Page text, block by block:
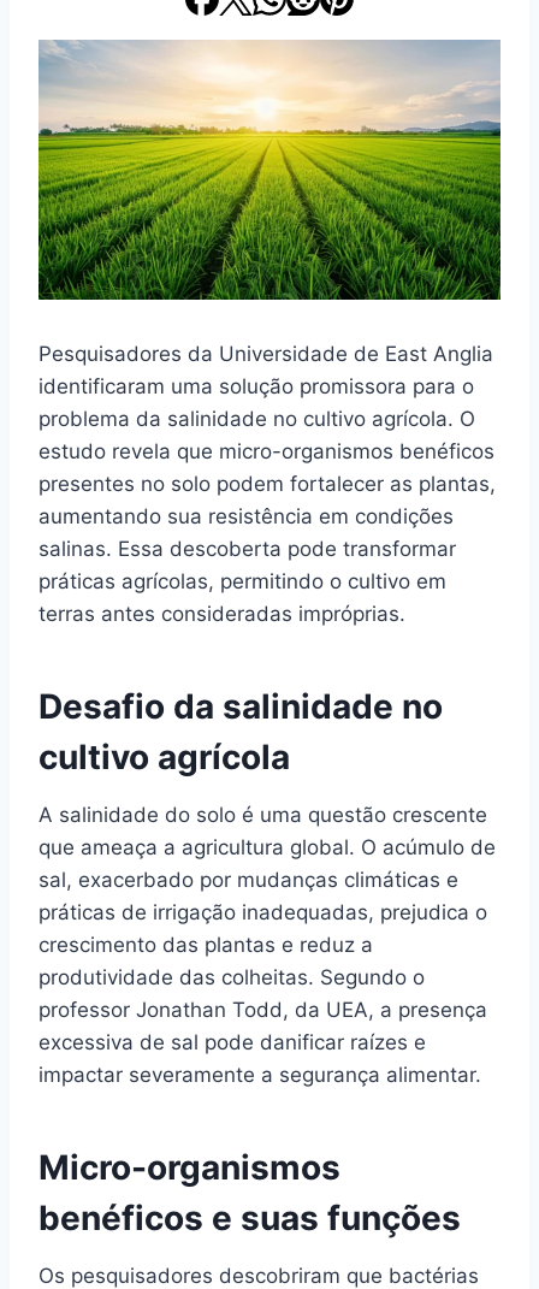
Pesquisadores da Universidade de East Anglia
identificaram uma solução promissora para o
problema da salinidade no cultivo agrícola. O
estudo revela que micro-organismos benéficos
presentes no solo podem fortalecer as plantas,
aumentando sua resistência em condições
salinas. Essa descoberta pode transformar
práticas agrícolas, permitindo o cultivo em
terras antes consideradas impróprias.
Desafio da salinidade no
cultivo agrícola
A salinidade do solo é uma questão crescente
que ameaça a agricultura global. O acúmulo de
sal, exacerbado por mudanças climáticas e
práticas de irrigação inadequadas, prejudica o
crescimento das plantas e reduz a
produtividade das colheitas. Segundo o
professor Jonathan Todd, da UEA, a presença
excessiva de sal pode danificar raízes e
impactar severamente a segurança alimentar.
Micro-organismos
benéficos e suas funções
Os pesquisadores descobriram que bactérias